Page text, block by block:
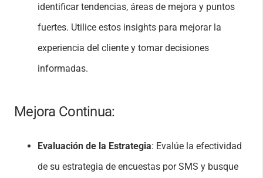
identificar tendencias, áreas de mejora y puntos
fuertes. Utilice estos insights para mejorar la
experiencia del cliente y tomar decisiones
informadas.
Mejora Continua:
Evaluación de la Estrategia: Evalúe la efectividad
de su estrategia de encuestas por SMS y busque